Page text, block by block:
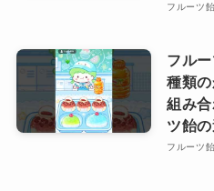
フルーツ
フル
種類
組み
ツ飴
フルーツ